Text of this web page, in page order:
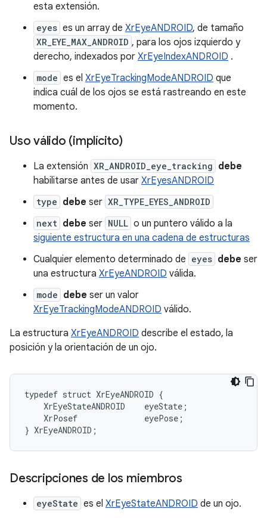
esta extensión.
eyes es un array de XrEyeANDROID, de tamaño
XR_EYE_MAX_ANDROID , para los ojos izquierdo y
derecho, indexados por XrEyeIndexANDROID .
mode es el XrEyeTrackingModeANDROID que
indica cuál de los ojos se está rastreando en este
momento.
Uso válido (implícito)
La extensión XR_ANDROID_eye_tracking debe
habilitarse antes de usar XrEyesANDROID
type debe ser XR_TYPE_EYES_ANDROID
next debe ser NULL o un puntero válido a la
siguiente estructura en una cadena de estructuras
Cualquier elemento determinado de eyes debe ser
una estructura XrEyeANDROID válida.
mode debe ser un valor
XrEyeTrackingModeANDROID válido.
La estructura XrEyeANDROID describe el estado, la
posición y la orientación de un ojo.
typedef struct XrEyeANDROID {
XrEyeStateANDROID
eyeState ;
XrPosef
eyePose ;
} XrEyeANDROID ;
Descripciones de los miembros
eyeState es el XrEyeStateANDROID de un ojo.